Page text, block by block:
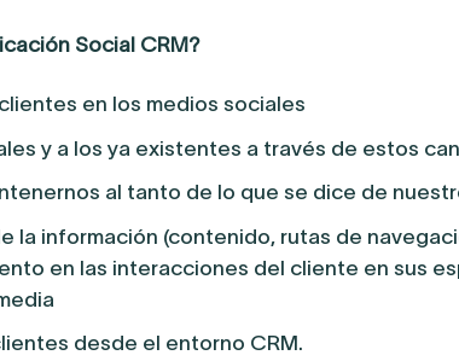
Social CRM?
en los medios sociales
y a los ya existentes a través de estos
al tanto de lo que se dice de
la información (contenido, rutas de
en las interacciones del cliente en sus
desde el entorno CRM.